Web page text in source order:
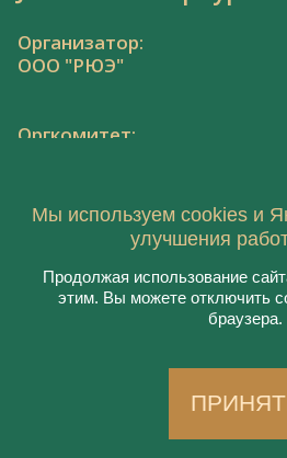
Организатор:
ООО "РЮЭ"
Оргкомитет:
Мы используем cookies и
улучшения
Продолжая использование
этим. Вы можете отключить
браузера.